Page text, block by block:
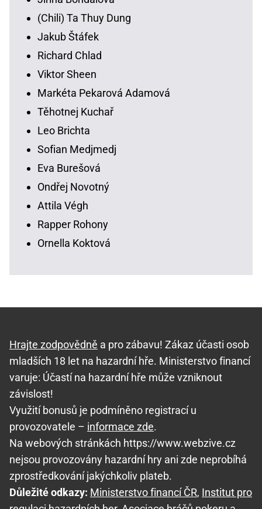
(Chili) Ta Thuy Dung
Jakub Štáfek
Richard Chlad
Viktor Sheen
Markéta Pekarová Adamová
Těhotnej Kuchař
Leo Brichta
Sofian Medjmedj
Eva Burešová
Ondřej Novotný
Attila Végh
Rapper Rohony
Ornella Koktová
Hrajte zodpovědně a pro zábavu! Zákaz účasti osob
mladších 18 let na hazardní hře. Ministerstvo financí
varuje: Účastí na hazardní hře může vzniknout
závislost!
Využití bonusů je podmíněno registrací u
provozovatele – informace zde.
Na webových stránkách https://www.webzive.cz
nejsou provozovány hazardní hry ani zde neprobíhá
zprostředkování jakýchkoliv plateb.
Důležité odkazy: Ministerstvo financí ČR, Institut pro